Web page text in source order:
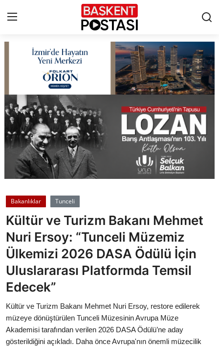
Çerez Politikası
Künye
Ankara
TBMM
Cumhurbaşkanlığı
Bakanlıklar
Siyasi Partiler
Toplum ve Yaşam
Sivil Toplum Kuruluşları
Bakanlıklar Tunceli
Kültür ve Turizm Bakanı Mehmet
Nuri Ersoy: “Tunceli Müzemiz
Ülkemizi 2026 DASA Ödülü İçin
Uluslararası Platformda Temsil
Edecek”
Kültür ve Turizm Bakanı Mehmet Nuri Ersoy, restore edilerek
müzeye dönüştürülen Tunceli Müzesinin Avrupa Müze
Akademisi tarafından verilen 2026 DASA Ödülü’ne aday
gösterildiğini açıkladı. Daha önce Avrupa'nın önemli müzecilik